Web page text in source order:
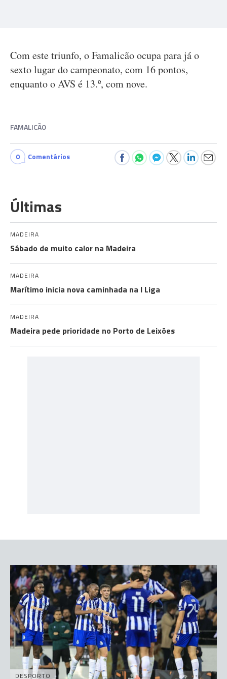
Com este triunfo, o Famalicão ocupa para já o
sexto lugar do campeonato, com 16 pontos,
enquanto o AVS é 13.º, com nove.
FAMALICÃO
0 Comentários
Últimas
MADEIRA
Sábado de muito calor na Madeira
MADEIRA
Marítimo inicia nova caminhada na I Liga
MADEIRA
Madeira pede prioridade no Porto de Leixões
DESPORTO